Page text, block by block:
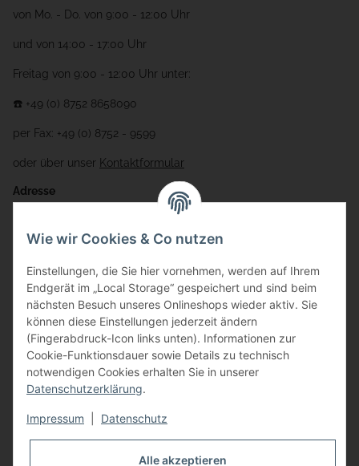
von Mo. - Do. von 9:00 - 12:00 Uhr
und von 14:00 - 17:00 Uhr
Freitag von 9:00 - 12:00 Uhr unter:
☎️ +49 (0) 8752 8658090
per Fax: +49 (0) 8752 - 9599
oder über unser Kontaktformular
Adresse
Gewerbering 17
84072 Au i.d. Hallertau
info@bauer-tore.de
Vertrag widerrufen
Wie wir Cookies & Co nutzen
Einstellungen, die Sie hier vornehmen, werden auf Ihrem
Endgerät im „Local Storage“ gespeichert und sind beim
nächsten Besuch unseres Onlineshops wieder aktiv. Sie
können diese Einstellungen jederzeit ändern
(Fingerabdruck-Icon links unten). Informationen zur
Cookie-Funktionsdauer sowie Details zu technisch
notwendigen Cookies erhalten Sie in unserer
Datenschutzerklärung.
Impressum Datenschutz
Alle akzeptieren